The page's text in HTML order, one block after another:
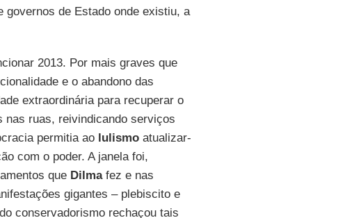
governos de Estado onde existiu, a
2013. Por mais graves que
e o abandono das
extraordinária para recuperar o
nas ruas, reivindicando serviços
permitia ao lulismoatualizar-
com o poder. A janela foi,
que Dilmafez e nas
gigantes – plebiscito e
conservadorismo rechaçou tais